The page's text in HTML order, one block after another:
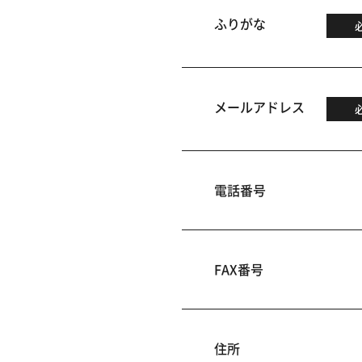
ふりがな
メールアドレス
電話番号
FAX番号
住所